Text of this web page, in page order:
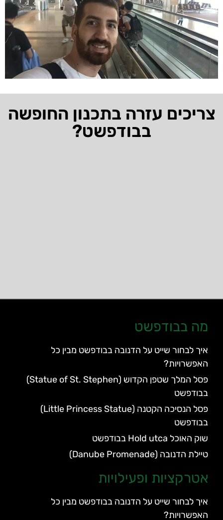
צריכים עזרה בתכנון החופשה
בבודפשט?
מה בבודפשט
איך לבחור שייט על הדנובה בבודפשט מבין כל
האפשרויות?
פסל המלך שטפן הקדוש (Statue of St. Stephen)
בבודפשט
פסל הנסיכה הקטנה (Little Princess Statue)
בבודפשט
שוק האוכל Hold utca בבודפשט
טיילת הדנובה (Danube Promenade)
אטרקציות ופעילויות
איך לבחור שייט על הדנובה בבודפשט מבין כל
האפשרויות?